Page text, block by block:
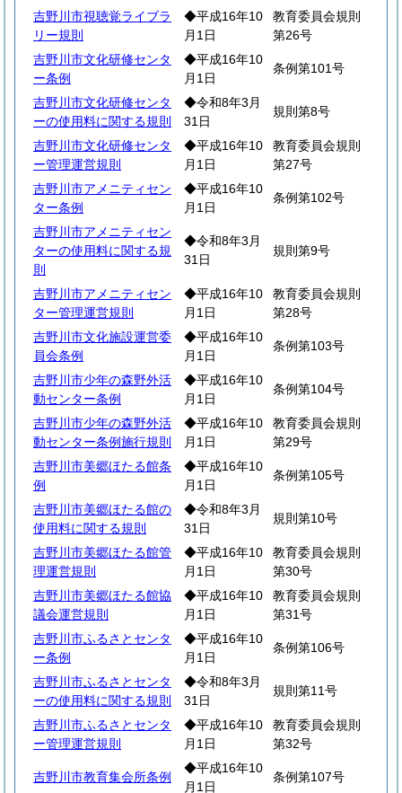
吉野川市視聴覚ライブラ
リー規則
◆平成16年10
月1日
教育委員会規則
第26号
吉野川市文化研修センタ
ー条例
◆平成16年10
月1日
条例第101号
吉野川市文化研修センタ
ーの使用料に関する規則
◆令和8年3月
31日
規則第8号
吉野川市文化研修センタ
ー管理運営規則
◆平成16年10
月1日
教育委員会規則
第27号
吉野川市アメニティセン
ター条例
◆平成16年10
月1日
条例第102号
吉野川市アメニティセン
ターの使用料に関する規
則
◆令和8年3月
31日
規則第9号
吉野川市アメニティセン
ター管理運営規則
◆平成16年10
月1日
教育委員会規則
第28号
吉野川市文化施設運営委
員会条例
◆平成16年10
月1日
条例第103号
吉野川市少年の森野外活
動センター条例
◆平成16年10
月1日
条例第104号
吉野川市少年の森野外活
動センター条例施行規則
◆平成16年10
月1日
教育委員会規則
第29号
吉野川市美郷ほたる館条
例
◆平成16年10
月1日
条例第105号
吉野川市美郷ほたる館の
使用料に関する規則
◆令和8年3月
31日
規則第10号
吉野川市美郷ほたる館管
理運営規則
◆平成16年10
月1日
教育委員会規則
第30号
吉野川市美郷ほたる館協
議会運営規則
◆平成16年10
月1日
教育委員会規則
第31号
吉野川市ふるさとセンタ
ー条例
◆平成16年10
月1日
条例第106号
吉野川市ふるさとセンタ
ーの使用料に関する規則
◆令和8年3月
31日
規則第11号
吉野川市ふるさとセンタ
ー管理運営規則
◆平成16年10
月1日
教育委員会規則
第32号
吉野川市教育集会所条例
◆平成16年10
月1日
条例第107号